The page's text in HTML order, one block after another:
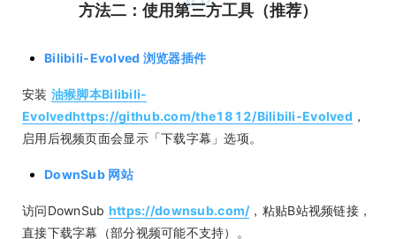
方法二：使用第三方工具（推荐）
Bilibili-Evolved 浏览器插件
安装 油猴脚本Bilibili-
Evolvedhttps://github.com/the1812/Bilibili-Evolved ，
启用后视频页面会显示「下载字幕」选项。
DownSub 网站
访问DownSub https://downsub.com/，粘贴B站视频链接，
直接下载字幕（部分视频可能不支持）。